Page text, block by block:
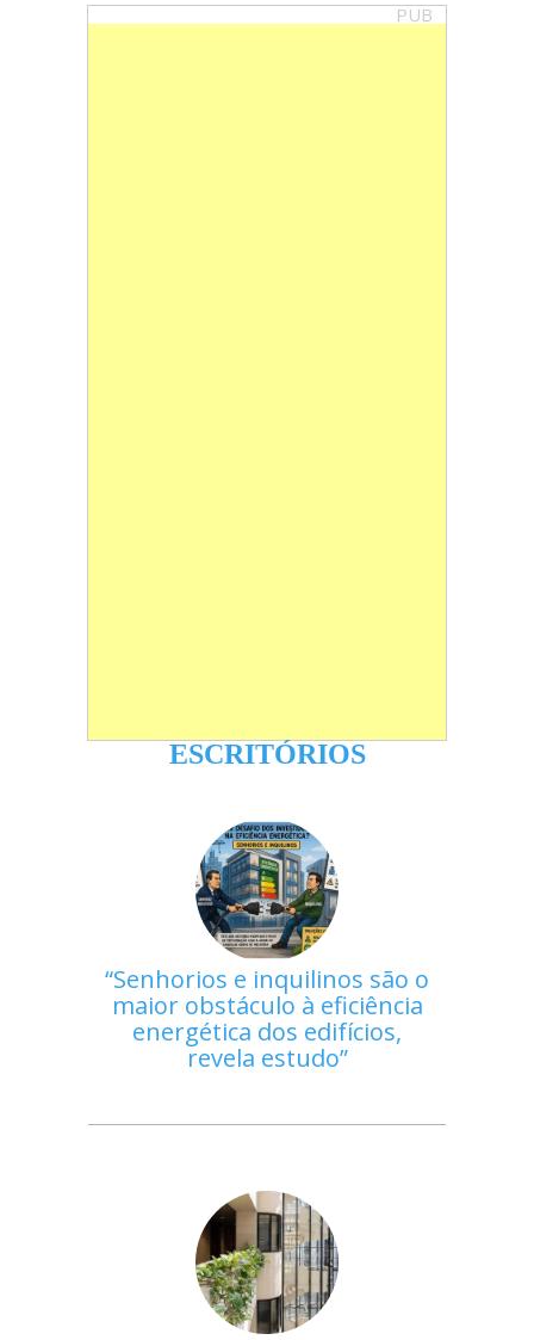
PUB
ESCRITÓRIOS
Senhorios e inquilinos são o
maior obstáculo à eficiência
energética dos edifícios,
revela estudo